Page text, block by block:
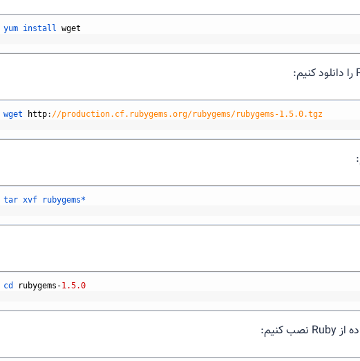
yum install wget
wget http: //production.cf.rubygems.org/rubygems/rubygems-1.5.0.tgz
tar xvf rubygems*
cd rubygems -1.5.0